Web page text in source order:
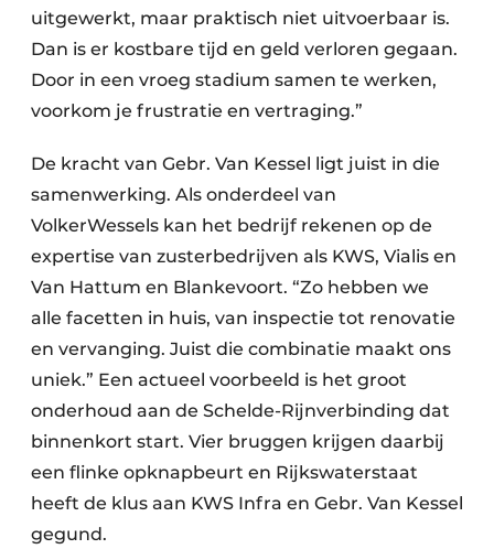
uitgewerkt, maar praktisch niet uitvoerbaar is.
Dan is er kostbare tijd en geld verloren gegaan.
Door in een vroeg stadium samen te werken,
voorkom je frustratie en vertraging.”
De kracht van Gebr. Van Kessel ligt juist in die
samenwerking. Als onderdeel van
VolkerWessels kan het bedrijf rekenen op de
expertise van zusterbedrijven als KWS, Vialis en
Van Hattum en Blankevoort. “Zo hebben we
alle facetten in huis, van inspectie tot renovatie
en vervanging. Juist die combinatie maakt ons
uniek.” Een actueel voorbeeld is het groot
onderhoud aan de Schelde-Rijnverbinding dat
binnenkort start. Vier bruggen krijgen daarbij
een flinke opknapbeurt en Rijkswaterstaat
heeft de klus aan KWS Infra en Gebr. Van Kessel
gegund.